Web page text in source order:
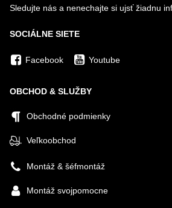
Sledujte nás a nenechajte si ujsť žiadnu
SOCIÁLNE SIETE
Facebook Youtube
OBCHOD & SLUŽBY
Obchodné podmienky
Veľkoobchod
Montáž & šéfmontáž
Montáž svojpomocne